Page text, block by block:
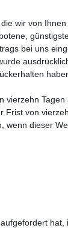
wir von
bei uns
von
dieser